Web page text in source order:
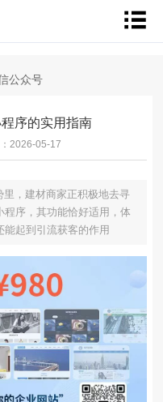
公众号
序的实用指南
2026-05-17
，建材商家正积极地去寻
序，其功能恰好适用，体
能起到引流获客的作用